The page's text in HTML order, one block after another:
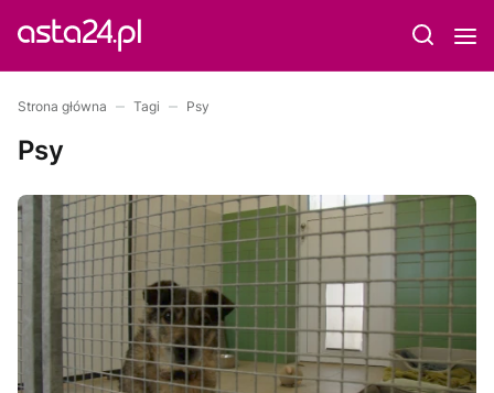
Strona główna Tagi Psy
Psy